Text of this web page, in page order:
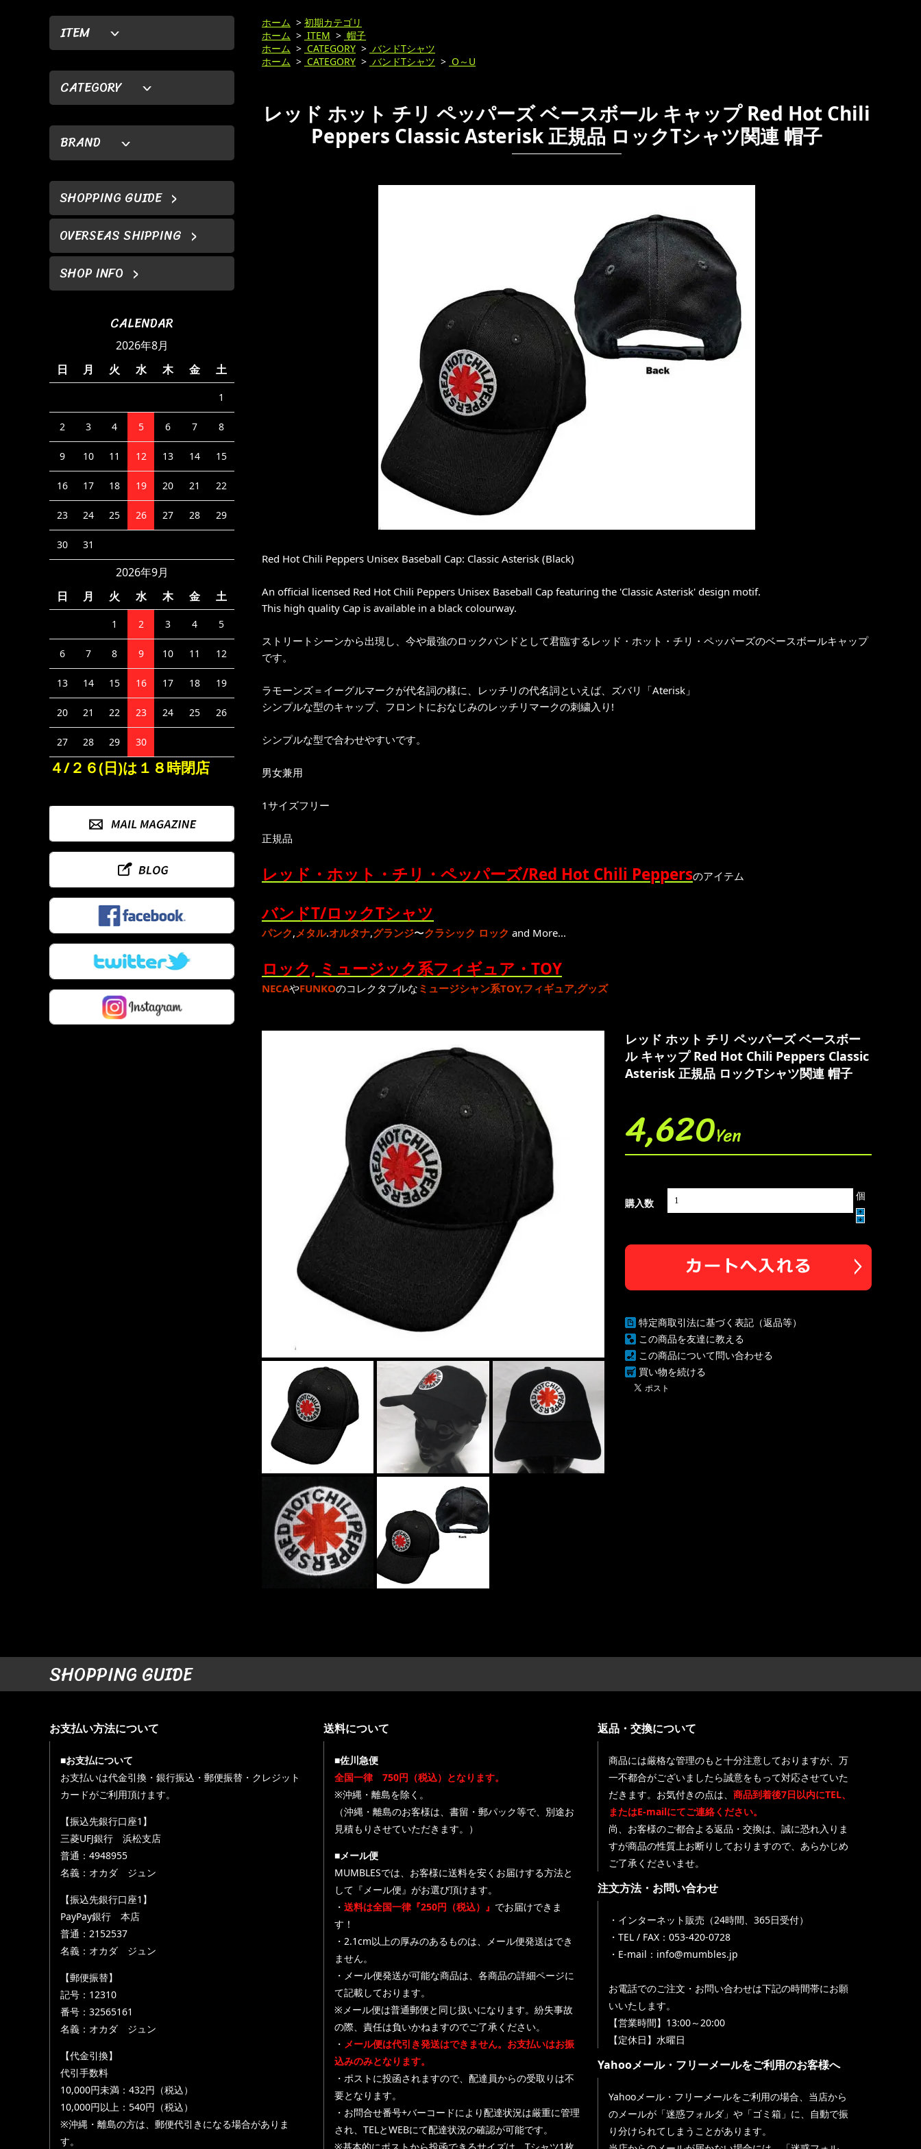
ITEM
CATEGORY
BRAND
SHOPPING GUIDE
OVERSEAS SHIPPING
SHOP INFO
CALENDAR
2026年8月
日
月 火 水 木 金 土
1
2 3 4 5 6 7 8
9 10 11 12 13 14 15
16 17 18 19 20 21 22
23 24 25 26 27 28 29
30 31
2026年9月
日
月 火 水 木 金 土
1 2 3 4 5
6 7 8 9 10 11 12
13 14 15 16 17 18 19
20 21 22 23 24 25 26
27 28 29 30
４/２６(日)は１８時閉店
ホーム > 初期カテゴリ
ホーム > ITEM > 帽子
ホーム > CATEGORY > バンドTシャツ
ホーム > CATEGORY > バンドTシャツ > O～U
レッド ホット チリ ペッパーズ ベースボール キャップ Red Hot Chili
Peppers Classic Asterisk 正規品 ロックTシャツ関連 帽子
Red Hot Chili Peppers Unisex Baseball Cap: Classic Asterisk (Black)
An official licensed Red Hot Chili Peppers Unisex Baseball Cap featuring the 'Classic Asterisk' design motif.
This high quality Cap is available in a black colourway.
ストリートシーンから出現し、今や最強のロックバンドとして君臨するレッド・ホット・チリ・ペッパーズのベースボールキャップ
です。
ラモーンズ＝イーグルマークが代名詞の様に、レッチリの代名詞といえば、ズバリ「Aterisk」
シンプルな型のキャップ、フロントにおなじみのレッチリマークの刺繍入り!
シンプルな型で合わせやすいです。
男女兼用
1サイズフリー
正規品
レッド・ホット・チリ・ペッパーズ/Red Hot Chili Peppersのアイテム
バンドT/ロックTシャツ
パンク,メタル.オルタナ,グランジ〜クラシック ロック and More...
ロック, ミュージック系フィギュア・TOY
NECAやFUNKOのコレクタブルな ミュージシャン系TOY,フィギュア,グッズ
レッド ホット チリ ペッパーズ ベースボー
ル キャップ Red Hot Chili Peppers Classic
Asterisk 正規品 ロックTシャツ関連 帽子
4,620Yen
購入数
個
特定商取引法に基づく表記（返品等）
この商品を友達に教える
この商品について問い合わせる
買い物を続ける
SHOPPING GUIDE
お支払い方法について
■お支払について
お支払いは代金引換・銀行振込・郵便振替・クレジット
カードがご利用頂けます。
【振込先銀行口座1】
三菱UFJ銀行 浜松支店
普通：4948955
名義：オカダ ジュン
【振込先銀行口座1】
PayPay銀行 本店
普通：2152537
名義：オカダ ジュン
【郵便振替】
記号：12310
番号：32565161
名義：オカダ ジュン
【代金引換】
代引手数料
10,000円未満：432円（税込）
10,000円以上：540円（税込）
※沖縄・離島の方は、郵便代引きになる場合がありま
す。
送料について
■佐川急便
全国一律 750円（税込）となります。
※沖縄・離島を除く。
（沖縄・離島のお客様は、書留・郵パック等で、別途お
見積もりさせていただきます。）
■メール便
MUMBLESでは、お客様に送料を安くお届けする方法と
して『メール便』がお選び頂けます。
・ 送料は全国一律『250円（税込）』 でお届けできま
す！
・2.1cm以上の厚みのあるものは、メール便発送はでき
ません。
・メール便発送が可能な商品は、各商品の詳細ページに
て記載しております。
※メール便は普通郵便と同じ扱いになります。紛失事故
の際、責任は負いかねますのでご了承ください。
・ メール便は代引き発送はできません。お支払いはお振
込みのみとなります。
・ポストに投函されますので、配達員からの受取りは不
要となります。
・お問合せ番号+バーコードにより配達状況は厳重に管理
され、TELとWEBにて配達状況の確認が可能です。
返品・交換について
商品には厳格な管理のもと十分注意しておりますが、万
一不都合がございましたら誠意をもって対応させていた
だきます。お気付きの点は、 商品到着後7日以内にTEL、
またはE-mailにてご連絡ください。
尚、お客様のご都合よる返品・交換は、誠に恐れ入りま
すが商品の性質上お断りしておりますので、あらかじめ
ご了承くださいませ。
注文方法・お問い合わせ
・インターネット販売（24時間、365日受付）
・TEL / FAX：053-420-0728
・E-mail：info@mumbles.jp
お電話でのご注文・お問い合わせは下記の時間帯にお願
いいたします。
【営業時間】13:00～20:00
【定休日】水曜日
Yahooメール・フリーメールをご利用のお客様へ
Yahooメール・フリーメールをご利用の場合、当店から
のメールが「迷惑フォルダ」や「ゴミ箱」に、自動で振
り分けられてしまうことがあります。